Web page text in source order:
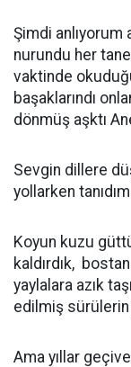
Şimdi anlıyorum
nurundu her
vaktinde
başaklarındı
dönmüş aşktı
Sevgin dillere
yollarken
Koyun kuzu
kaldırdık,
yaylalara azık
edilmiş
Ama yıllar